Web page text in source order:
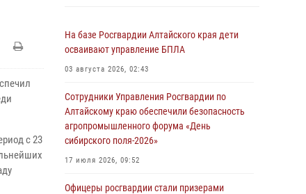
с 23
На базе Росгвардии Алтайского края дети
осваивают управление БПЛА
03 августа 2026, 02:43
Сотрудники Управления Росгвардии по
Алтайскому краю обеспечили безопасность
агропромышленного форума «День
сибирского поля-2026»
17 июля 2026, 09:52
Офицеры росгвардии стали призерами